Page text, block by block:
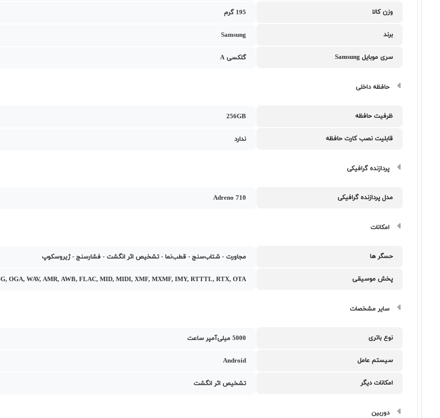
وزن کالا 195 گرم
برند Samsung
سری موبایل Samsung گلکسی A
حافظه داخلی
ظرفیت حافظه 256GB
قابلیت نصب کارت حافظه ندارد
پردازنده گرافیکی
مدل پردازنده گرافیکی Adreno 710
امکانات
حسگر ها مجاورت - شتاب‌سنج - قطب‌نما - تشخیص اثر انگشت - فشارسنج - ژیروسکوپ
پخش موسیقی OGA, WAV, AMR, AWB, FLAC, MID, MIDI, XMF, MXMF, IMY, RTTTL, RTX, OTA
سایر مشخصات
نوع باتری 5000 میلی‌آمپر ساعت
سیستم عامل Android
امکانات دیگر تشخیص اثر انگشت
دوربین